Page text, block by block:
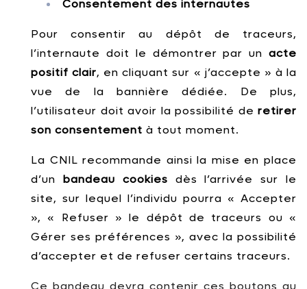
Consentement des internautes
Pour consentir au dépôt de traceurs,
l’internaute doit le démontrer par un acte
positif clair, en cliquant sur « j’accepte » à la
vue de la bannière dédiée. De plus,
l’utilisateur doit avoir la possibilité de retirer
son consentement à tout moment.
La CNIL recommande ainsi la mise en place
d’un bandeau cookies dès l’arrivée sur le
site, sur lequel l’individu pourra « Accepter
», « Refuser » le dépôt de traceurs ou «
Gérer ses préférences », avec la possibilité
d’accepter et de refuser certains traceurs.
Ce bandeau devra contenir ces boutons au